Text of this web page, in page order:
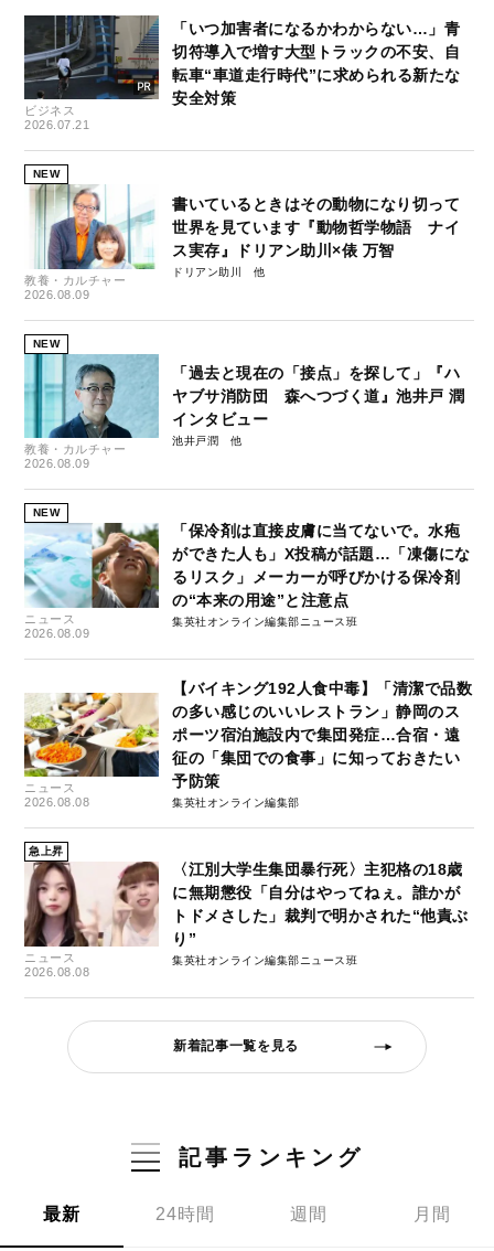
ビジネス
2026.07.21
「いつ加害者になるかわからない…」青
切符導入で増す大型トラックの不安、自
転車“車道走行時代”に求められる新たな
安全対策
NEW
教養・カルチャー
2026.08.09
書いているときはその動物になり切って
世界を見ています『動物哲学物語 ナイ
ス実存』ドリアン助川×俵 万智
ドリアン助川
NEW
教養・カルチャー
2026.08.09
「過去と現在の「接点」を探して」『ハ
ヤブサ消防団 森へつづく道』池井戸 潤
インタビュー
池井戸潤
NEW
ニュース
2026.08.09
「保冷剤は直接皮膚に当てないで。水疱
ができた人も」X投稿が話題…「凍傷にな
るリスク」メーカーが呼びかける保冷剤
の“本来の用途”と注意点
集英社オンライン編集部ニュース班
ニュース
2026.08.08
【バイキング192人食中毒】「清潔で品数
の多い感じのいいレストラン」静岡のス
ポーツ宿泊施設内で集団発症…合宿・遠
征の「集団での食事」に知っておきたい
予防策
集英社オンライン編集部
急上昇
ニュース
2026.08.08
〈江別大学生集団暴行死〉主犯格の18歳
に無期懲役「自分はやってねぇ。誰かが
トドメさした」裁判で明かされた“他責ぶ
り”
集英社オンライン編集部ニュース班
新着記事一覧を見る
記事ランキング
最新 24時間 週間 月間